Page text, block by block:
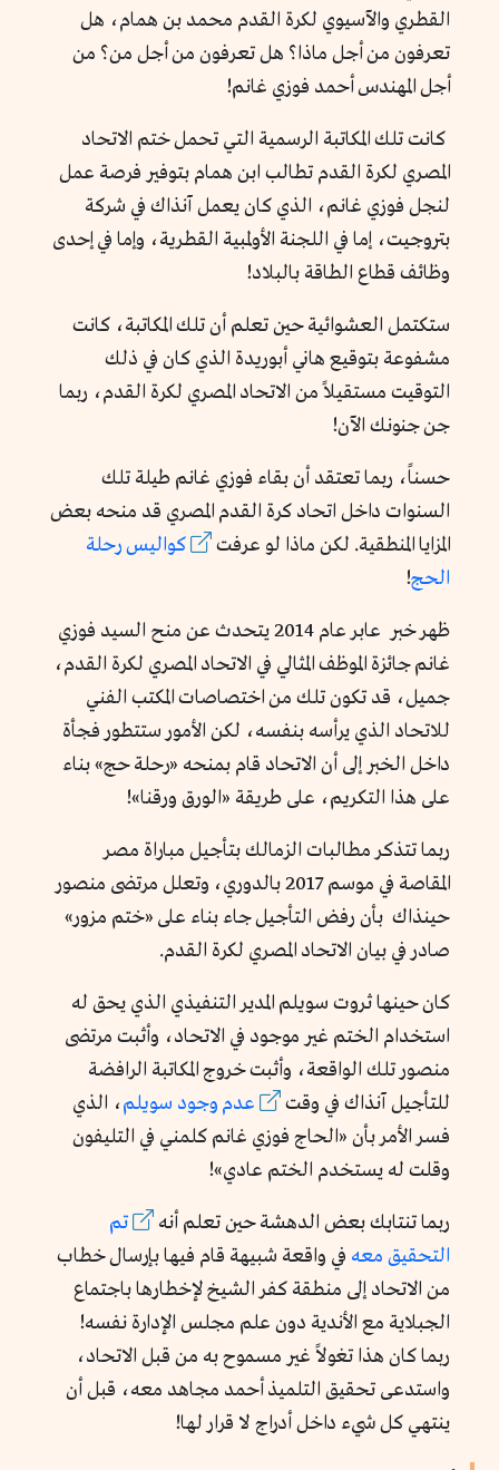
القطري والآسيوي لكرة القدم محمد بن همام، هل
تعرفون من أجل ماذا؟ هل تعرفون من أجل من؟ من
أجل المهندس أحمد فوزي غانم!
كانت تلك المكاتبة الرسمية التي تحمل ختم الاتحاد
المصري لكرة القدم تطالب ابن همام بتوفير فرصة عمل
لنجل فوزي غانم، الذي كان يعمل آنذاك في شركة
بتروجيت، إما في اللجنة الأولمبية القطرية، وإما في إحدى
وظائف قطاع الطاقة بالبلاد!
ستكتمل العشوائية حين تعلم أن تلك المكاتبة، كانت
مشفوعة بتوقيع هاني أبوريدة الذي كان في ذلك
التوقيت مستقيلاً من الاتحاد المصري لكرة القدم، ربما
جن جنونك الآن!
حسناً، ربما تعتقد أن بقاء فوزي غانم طيلة تلك
السنوات داخل اتحاد كرة القدم المصري قد منحه بعض
المزايا المنطقية. لكن ماذا لو عرفت
كواليس رحلة
الحج!
ظهر خبر عابر عام 2014 يتحدث عن منح السيد فوزي
غانم جائزة الموظف المثالي في الاتحاد المصري لكرة القدم،
جميل، قد تكون تلك من اختصاصات المكتب الفني
للاتحاد الذي يرأسه بنفسه، لكن الأمور ستتطور فجأة
داخل الخبر إلى أن الاتحاد قام بمنحه «رحلة حج» بناء
على هذا التكريم، على طريقة «الورق ورقنا»!
ربما تتذكر مطالبات الزمالك بتأجيل مباراة مصر
المقاصة في موسم 2017 بالدوري، وتعلل مرتضى منصور
حينذاك بأن رفض التأجيل جاء بناء على «ختم مزور»
صادر في بيان الاتحاد المصري لكرة القدم.
كان حينها ثروت سويلم المدير التنفيذي الذي يحق له
استخدام الختم غير موجود في الاتحاد، وأثبت مرتضى
منصور تلك الواقعة، وأثبت خروج المكاتبة الرافضة
للتأجيل آنذاك في وقت
عدم وجود سويلم، الذي
فسر الأمر بأن «الحاج فوزي غانم كلمني في التليفون
وقلت له يستخدم الختم عادي»!
ربما تنتابك بعض الدهشة حين تعلم أنه
تم
التحقيق معه في واقعة شبيهة قام فيها بإرسال خطاب
من الاتحاد إلى منطقة كفر الشيخ لإخطارها باجتماع
الجبلاية مع الأندية دون علم مجلس الإدارة نفسه!
ربما كان هذا تغولاً غير مسموح به من قبل الاتحاد،
واستدعى تحقيق التلميذ أحمد مجاهد معه، قبل أن
ينتهي كل شيء داخل أدراج لا قرار لها!